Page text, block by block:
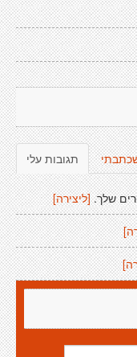
תגובות עלי
שלך. [ליצירה]